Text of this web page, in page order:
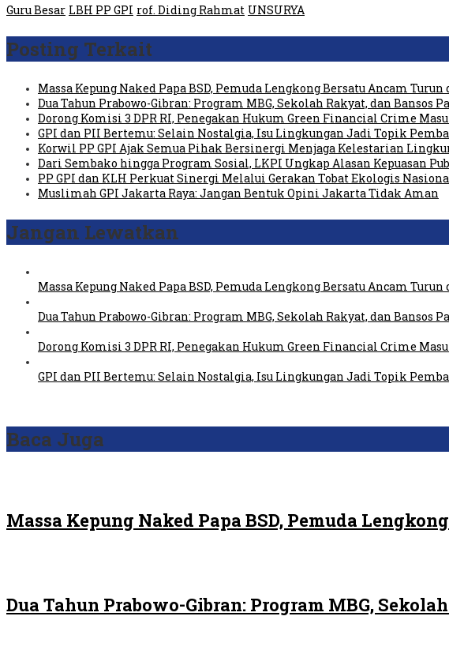
Guru Besar LBH PP GPI rof. Diding Rahmat UNSURYA
Posting Terkait
Massa Kepung Naked Papa BSD, Pemuda Lengkong Bersatu Ancam
Dua Tahun Prabowo-Gibran: Program MBG, Sekolah Rakyat, dan Bansos
Dorong Komisi 3 DPR RI, Penegakan Hukum Green Financial Crime
GPI dan PII Bertemu: Selain Nostalgia, Isu Lingkungan Jadi Topik
Korwil PP GPI Ajak Semua Pihak Bersinergi Menjaga Kelestarian
Dari Sembako hingga Program Sosial, LKPI Ungkap Alasan Kepuasan
PP GPI dan KLH Perkuat Sinergi Melalui Gerakan Tobat Ekologis
Muslimah GPI Jakarta Raya: Jangan Bentuk Opini Jakarta Tidak Aman
Jangan Lewatkan
Massa Kepung Naked Papa BSD, Pemuda Lengkong Bersatu Ancam
Dua Tahun Prabowo-Gibran: Program MBG, Sekolah Rakyat, dan Bansos
Dorong Komisi 3 DPR RI, Penegakan Hukum Green Financial Crime
GPI dan PII Bertemu: Selain Nostalgia, Isu Lingkungan Jadi Topik
Baca Juga
Massa Kepung Naked Papa BSD, Pemuda
Dua Tahun Prabowo-Gibran: Program MBG,